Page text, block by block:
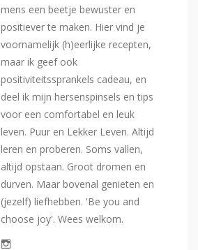
mens een beetje bewuster en
positiever te maken. Hier vind je
voornamelijk (h)eerlijke recepten,
maar ik geef ook
positiviteitssprankels cadeau, en
deel ik mijn hersenspinsels en tips
voor een comfortabel en leuk
leven. Puur en Lekker Leven. Altijd
leren en proberen. Soms vallen,
altijd opstaan. Groot dromen en
durven. Maar bovenal genieten en
(jezelf) liefhebben. 'Be you and
choose joy'. Wees welkom.